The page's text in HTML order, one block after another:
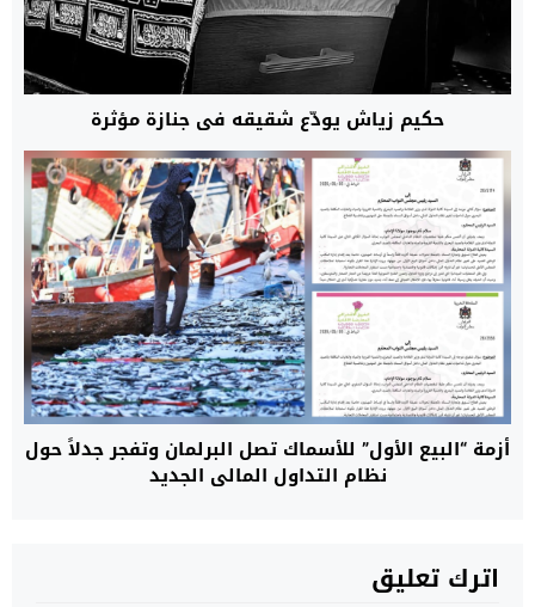
حكيم زياش يودّع شقيقه في جنازة مؤثرة
أزمة “البيع الأول” للأسماك تصل البرلمان وتفجر جدلاً حول
نظام التداول المالي الجديد
اترك تعليق